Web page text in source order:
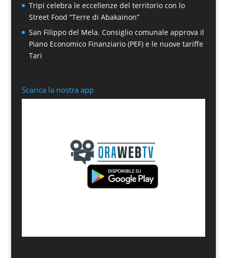
Tripi celebra le eccellenze del territorio con lo
Street Food “Terre di Abakainon”
San Filippo del Mela. Consiglio comunale approva il
Piano Economico Finanziario (PEF) e le nuove tariffe
Tari
Scarica la nostra app